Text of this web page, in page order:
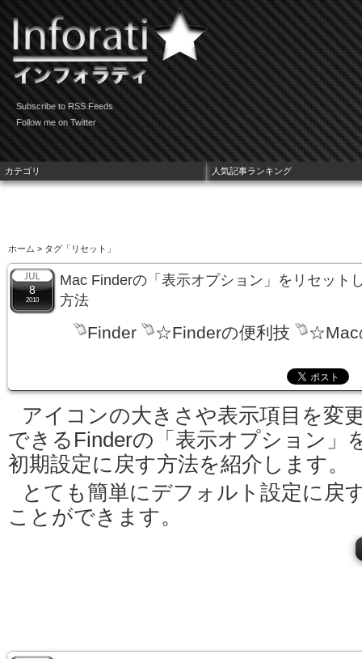
Subscribe to RSS Feeds
Follow me on Twitter
ホーム > タグ「リセット」
8
2010
Mac Finderの「表示オプション」をリセット
方法
Finder ☆Finderの便利技 ☆Mac
アイコンの大きさや表示項目を変
できるFinderの「表示オプション」
初期設定に戻す方法を紹介します。
とても簡単にデフォルト設定に戻
ことができます。
カテゴリ 人気記事ランキング